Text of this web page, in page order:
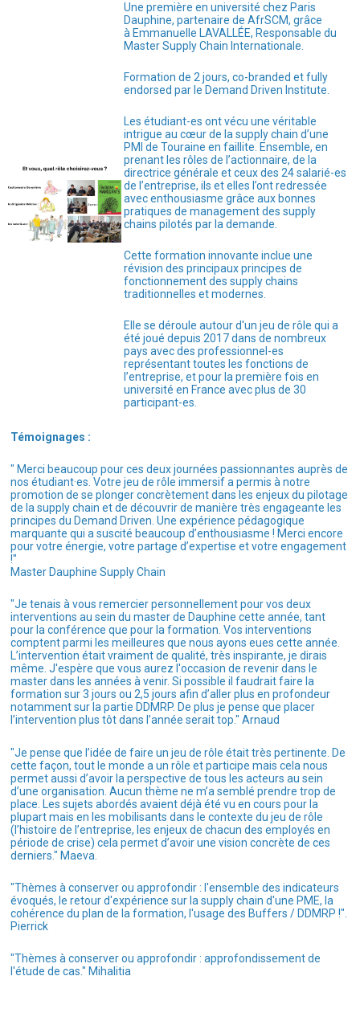
Une première en université chez Paris
Dauphine, partenaire de AfrSCM, grâce
à Emmanuelle LAVALLÉE, Responsable du
Master Supply Chain Internationale.
Formation de 2 jours, co-branded et fully
endorsed par le Demand Driven Institute.
Les étudiant-es ont vécu une véritable
intrigue au cœur de la supply chain d’une
PMI de Touraine en faillite. Ensemble, en
prenant les rôles de l’actionnaire, de la
directrice générale et ceux des 24 salarié-es
de l’entreprise, ils et elles l’ont redressée
avec enthousiasme grâce aux bonnes
pratiques de management des supply
chains pilotés par la demande.
Cette formation innovante inclue une
révision des principaux principes de
fonctionnement des supply chains
traditionnelles et modernes.
Elle se déroule autour d'un jeu de rôle qui a
été joué depuis 2017 dans de nombreux
pays avec des professionnel-es
représentant toutes les fonctions de
l’entreprise, et pour la première fois en
université en France avec plus de 30
participant-es.
Témoignages :
" Merci beaucoup pour ces deux journées passionnantes auprès de
nos étudiant·es. Votre jeu de rôle immersif a permis à notre
promotion de se plonger concrètement dans les enjeux du pilotage
de la supply chain et de découvrir de manière très engageante les
principes du Demand Driven. Une expérience pédagogique
marquante qui a suscité beaucoup d’enthousiasme ! Merci encore
pour votre énergie, votre partage d’expertise et votre engagement
!"
Master Dauphine Supply Chain
"Je tenais à vous remercier personnellement pour vos deux
interventions au sein du master de Dauphine cette année, tant
pour la conférence que pour la formation. Vos interventions
comptent parmi les meilleures que nous ayons eues cette année.
L’intervention était vraiment de qualité, très inspirante, je dirais
même. J'espère que vous aurez l'occasion de revenir dans le
master dans les années à venir. Si possible il faudrait faire la
formation sur 3 jours ou 2,5 jours afin d’aller plus en profondeur
notamment sur la partie DDMRP. De plus je pense que placer
l’intervention plus tôt dans l’année serait top." Arnaud
"Je pense que l’idée de faire un jeu de rôle était très pertinente. De
cette façon, tout le monde a un rôle et participe mais cela nous
permet aussi d’avoir la perspective de tous les acteurs au sein
d’une organisation. Aucun thème ne m’a semblé prendre trop de
place. Les sujets abordés avaient déjà été vu en cours pour la
plupart mais en les mobilisants dans le contexte du jeu de rôle
(l’histoire de l’entreprise, les enjeux de chacun des employés en
période de crise) cela permet d’avoir une vision concrète de ces
derniers." Maeva.
"Thèmes à conserver ou approfondir : l'ensemble des indicateurs
évoqués, le retour d'expérience sur la supply chain d'une PME, la
cohérence du plan de la formation, l'usage des Buffers / DDMRP !".
Pierrick
"Thèmes à conserver ou approfondir : approfondissement de
l'étude de cas." Mihalitia